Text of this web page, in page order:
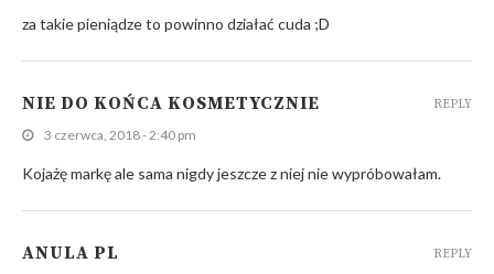
za takie pieniądze to powinno działać cuda ;D
NIE DO KOŃCA KOSMETYCZNIE
3 czerwca, 2018 - 2:40 pm
Kojażę markę ale sama nigdy jeszcze z niej nie wypróbowałam.
REPLY
ANULA PL REPLY